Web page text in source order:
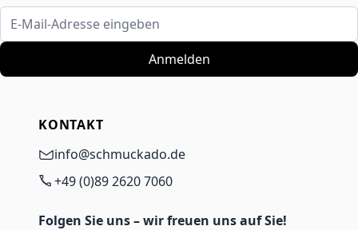
E-Mail-Adresse eingeben
Anmelden
KONTAKT
info@schmuckado.de
+49 (0)89 2620 7060
Folgen Sie uns – wir freuen uns auf Sie!